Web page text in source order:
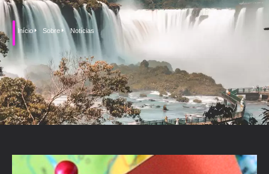
Início Sobre Notícias